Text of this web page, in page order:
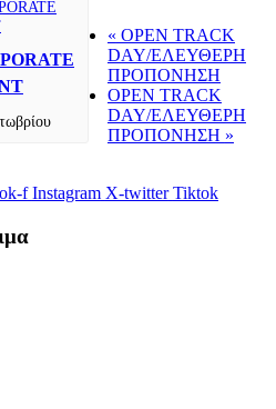
« OPEN TRACK
DAY/ΕΛΕΥΘΕΡΗ
ΠΡΟΠΟΝΗΣΗ
OPEN TRACK
DAY/ΕΛΕΥΘΕΡΗ
ΠΡΟΠΟΝΗΣΗ »
f Instagram X-twitter Tiktok